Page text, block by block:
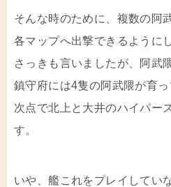
そんな時のために、複数の阿
各マップへ出撃できるように
さっきも言いましたが、阿武
鎮守府には4隻の阿武隈が育っ
次点で北上と大井のハイパー
す。
いや、艦これをプレイしてい